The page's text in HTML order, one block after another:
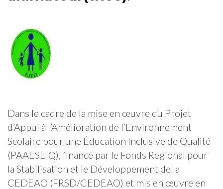
Dans le cadre de la mise en œuvre du Projet
d’Appui à l’Amélioration de l’Environnement
Scolaire pour une Éducation Inclusive de Qualité
(PAAESEIQ), financé par le Fonds Régional pour
la Stabilisation et le Développement de la
CEDEAO (FRSD/CEDEAO) et mis en œuvre en